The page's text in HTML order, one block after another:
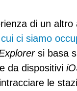
di un altro
ci siamo
si basa
da dispositivi
le